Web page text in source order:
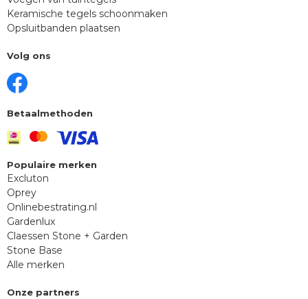
Keramische tegels schoonmaken
Opsluitbanden plaatsen
Volg ons
Betaalmethoden
Populaire merken
Excluton
Oprey
Onlinebestrating.nl
Gardenlux
Claessen Stone + Garden
Stone Base
Alle merken
Onze partners